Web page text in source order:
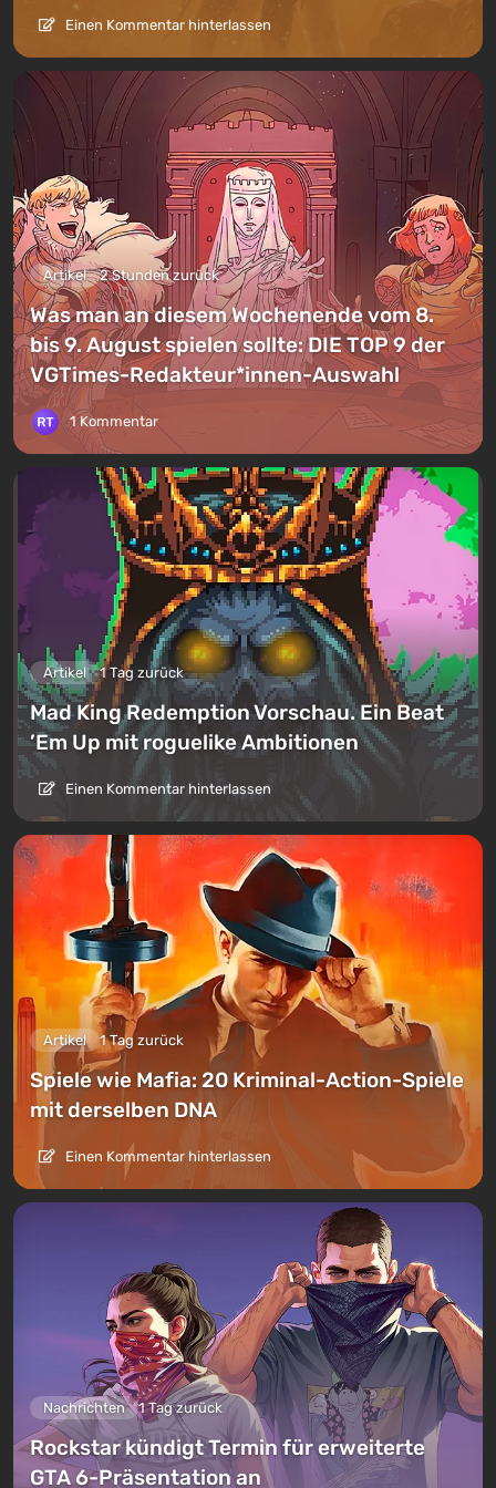
Einen Kommentar hinterlassen
Artikel 2 Stunden zurück
Was man an diesem Wochenende vom 8.
bis 9. August spielen sollte: DIE TOP 9 der
VGTimes-Redakteur*innen-Auswahl
1 Kommentar
Artikel 1 Tag zurück
Mad King Redemption Vorschau. Ein Beat
’Em Up mit roguelike Ambitionen
Einen Kommentar hinterlassen
Artikel 1 Tag zurück
Spiele wie Mafia: 20 Kriminal-Action-Spiele
mit derselben DNA
Einen Kommentar hinterlassen
Nachrichten 1 Tag zurück
Rockstar kündigt Termin für erweiterte
GTA 6-Präsentation an